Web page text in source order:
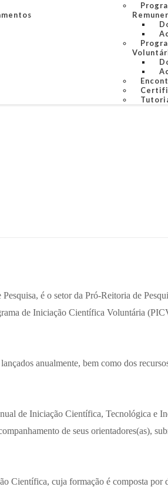
é o setor da Pró-Reitoria de
de Iniciação Científica Voluntária
anualmente, bem como dos
de Iniciação Científica, Tecnológica e
de seus orientadores(as),
Científica, cuja formação é composta por